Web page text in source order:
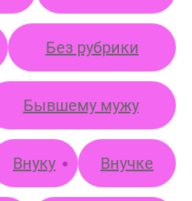
Без рубрики
Бывшему мужу
Внуку Внучке